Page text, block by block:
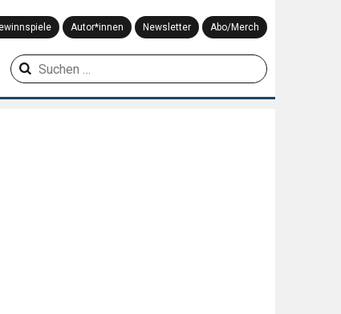
Autor*innen Newsletter Abo/Merch
Suchen
nach: